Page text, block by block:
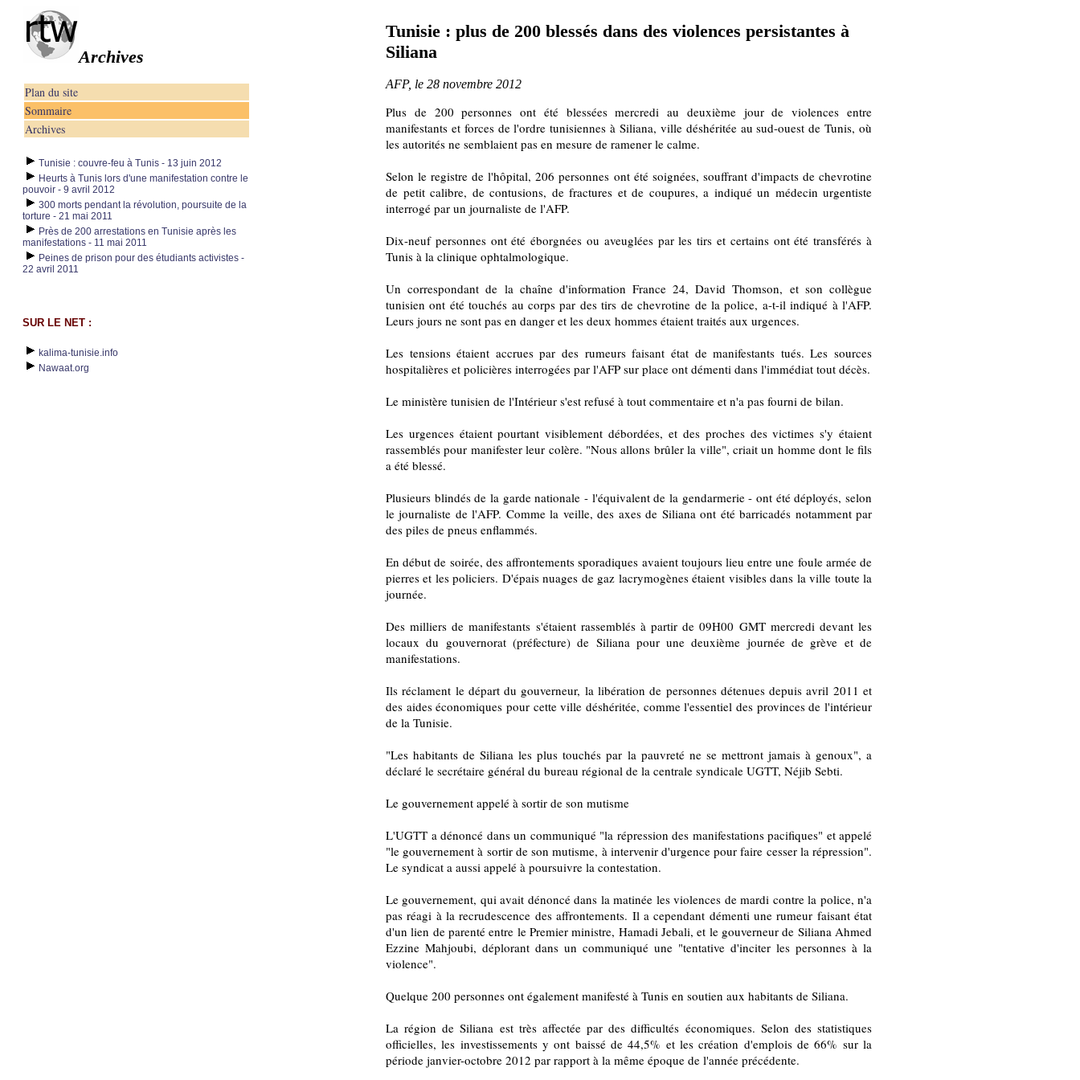
Archives
Plan du site
Sommaire
Archives
Tunisie : couvre-feu à Tunis - 13 juin 2012
Heurts à Tunis lors d'une manifestation contre le
pouvoir - 9 avril 2012
300 morts pendant la révolution, poursuite de la
torture - 21 mai 2011
Près de 200 arrestations en Tunisie après les
manifestations - 11 mai 2011
Peines de prison pour des étudiants activistes -
22 avril 2011
SUR LE NET :
kalima-tunisie.info
Nawaat.org
Tunisie : plus de 200 blessés dans des violences persistantes à
Siliana
AFP, le 28 novembre 2012
Plus de 200 personnes ont été blessées mercredi au deuxième jour de violences entre
manifestants et forces de l'ordre tunisiennes à Siliana, ville déshéritée au sud-ouest de Tunis, où
les autorités ne semblaient pas en mesure de ramener le calme.
Selon le registre de l'hôpital, 206 personnes ont été soignées, souffrant d'impacts de chevrotine
de petit calibre, de contusions, de fractures et de coupures, a indiqué un médecin urgentiste
interrogé par un journaliste de l'AFP.
Dix-neuf personnes ont été éborgnées ou aveuglées par les tirs et certains ont été transférés à
Tunis à la clinique ophtalmologique.
Un correspondant de la chaîne d'information France 24, David Thomson, et son collègue
tunisien ont été touchés au corps par des tirs de chevrotine de la police, a-t-il indiqué à l'AFP.
Leurs jours ne sont pas en danger et les deux hommes étaient traités aux urgences.
Les tensions étaient accrues par des rumeurs faisant état de manifestants tués. Les sources
hospitalières et policières interrogées par l'AFP sur place ont démenti dans l'immédiat tout décès.
Le ministère tunisien de l'Intérieur s'est refusé à tout commentaire et n'a pas fourni de bilan.
Les urgences étaient pourtant visiblement débordées, et des proches des victimes s'y étaient
rassemblés pour manifester leur colère. "Nous allons brûler la ville", criait un homme dont le fils
a été blessé.
Plusieurs blindés de la garde nationale - l'équivalent de la gendarmerie - ont été déployés, selon
le journaliste de l'AFP. Comme la veille, des axes de Siliana ont été barricadés notamment par
des piles de pneus enflammés.
En début de soirée, des affrontements sporadiques avaient toujours lieu entre une foule armée de
pierres et les policiers. D'épais nuages de gaz lacrymogènes étaient visibles dans la ville toute la
journée.
Des milliers de manifestants s'étaient rassemblés à partir de 09H00 GMT mercredi devant les
locaux du gouvernorat (préfecture) de Siliana pour une deuxième journée de grève et de
manifestations.
Ils réclament le départ du gouverneur, la libération de personnes détenues depuis avril 2011 et
des aides économiques pour cette ville déshéritée, comme l'essentiel des provinces de l'intérieur
de la Tunisie.
"Les habitants de Siliana les plus touchés par la pauvreté ne se mettront jamais à genoux", a
déclaré le secrétaire général du bureau régional de la centrale syndicale UGTT, Néjib Sebti.
Le gouvernement appelé à sortir de son mutisme
L'UGTT a dénoncé dans un communiqué "la répression des manifestations pacifiques" et appelé
"le gouvernement à sortir de son mutisme, à intervenir d'urgence pour faire cesser la répression".
Le syndicat a aussi appelé à poursuivre la contestation.
Le gouvernement, qui avait dénoncé dans la matinée les violences de mardi contre la police, n'a
pas réagi à la recrudescence des affrontements. Il a cependant démenti une rumeur faisant état
d'un lien de parenté entre le Premier ministre, Hamadi Jebali, et le gouverneur de Siliana Ahmed
Ezzine Mahjoubi, déplorant dans un communiqué une "tentative d'inciter les personnes à la
violence".
Quelque 200 personnes ont également manifesté à Tunis en soutien aux habitants de Siliana.
La région de Siliana est très affectée par des difficultés économiques. Selon des statistiques
officielles, les investissements y ont baissé de 44,5% et les création d'emplois de 66% sur la
période janvier-octobre 2012 par rapport à la même époque de l'année précédente.